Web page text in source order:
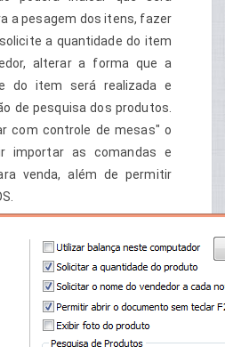
a pesagem dos itens, fazer
a quantidade do item
alterar a forma que a
do item será realizada e
de pesquisa dos produtos.
com controle de mesas" o
importar as comandas e
venda, além de permitir